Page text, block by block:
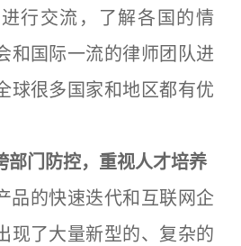
行交流，了解各国的情
和国际一流的律师团队进
球很多国家和地区都有优
部门防控，重视人才培养
品的快速迭代和互联网企
现了大量新型的、复杂的